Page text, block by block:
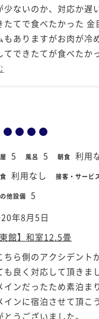
少ないのか、対応か遅
たてで食べたかった 金
もありますがお肉が冷
できたてが食べたか
5 風呂 5 朝食 利用
利用なし 接客・サービ
他設備 5
年8月5日
東館】和室12.5畳
ちら側のアクシデント
も良く対応して頂きま
インだったため素泊ま
インに宿泊させて頂こ
うございました。